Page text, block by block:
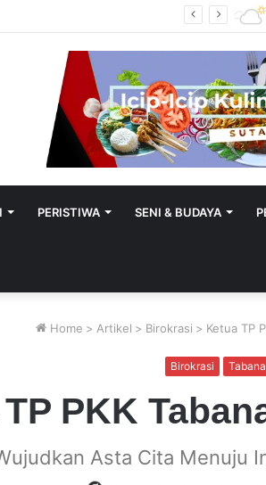
PERISTIWA SENI & BUDAYA
Home > Artikel > Birokrasi > Ketua TP
Birokrasi
PKK
Asta Cita Menuju